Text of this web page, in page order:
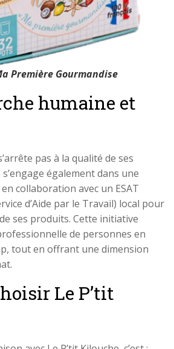
Première Gourmandise
humaine et
pas à la qualité de ses
également dans une
en collaboration avec un ESAT
d’Aide par le Travail) local pour
ses produits. Cette initiative
de personnes en
tout en offrant une dimension
Le P’tit